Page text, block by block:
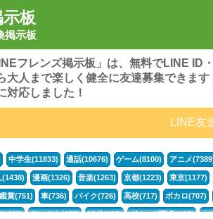
板
掲示板
フレンズ掲示板」は、無料でLINE
大人まで楽しく健全に友達募集できます
対応しました！
LINE友
中学生(11833) 通話(10676) ゲーム(8100) アニメ
(1438) 漫画(1326) 音楽(1263) 京都(1223) 東京(1177)
賞(751) 車(736) バイク(726) 高校(717) ボカロ(707)
(468) モンスト(465) 30代(433) グループ募集(412) マ